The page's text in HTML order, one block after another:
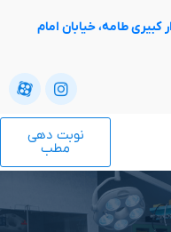
کبیری طامه، خیابان امام
نوبت دهی
مطب